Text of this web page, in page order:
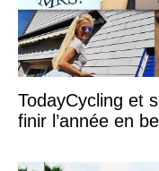
TodayCycling et
finir l’année en